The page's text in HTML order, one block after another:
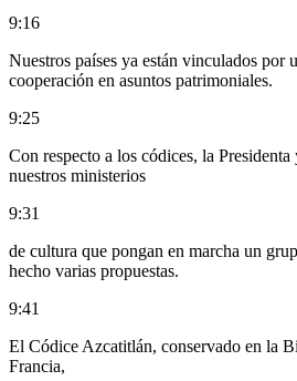
9:16
Nuestros países ya están vinculados por
cooperación en asuntos patrimoniales.
9:25
Con respecto a los códices, la
nuestros ministerios
9:31
de cultura que pongan en marcha un
hecho varias propuestas.
9:41
El Códice Azcatitlán, conservado en la
Francia,